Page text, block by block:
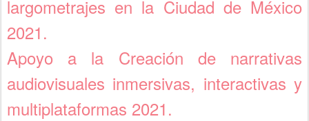
largometrajes en la Ciudad de México
2021.
Apoyo a la Creación de narrativas
audiovisuales inmersivas, interactivas y
multiplataformas 2021.